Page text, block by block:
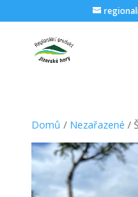
Domů / Nezařazené /